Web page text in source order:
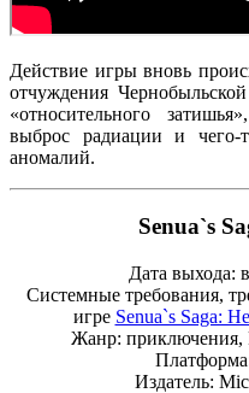
Действие игры вновь
отчуждения
«относительного
выброс радиации и чего-
аномалий.
Senua`s
Дата выхода:
Системные требования,
игре Senua`s Saga:
Жанр: приключения,
Издатель: